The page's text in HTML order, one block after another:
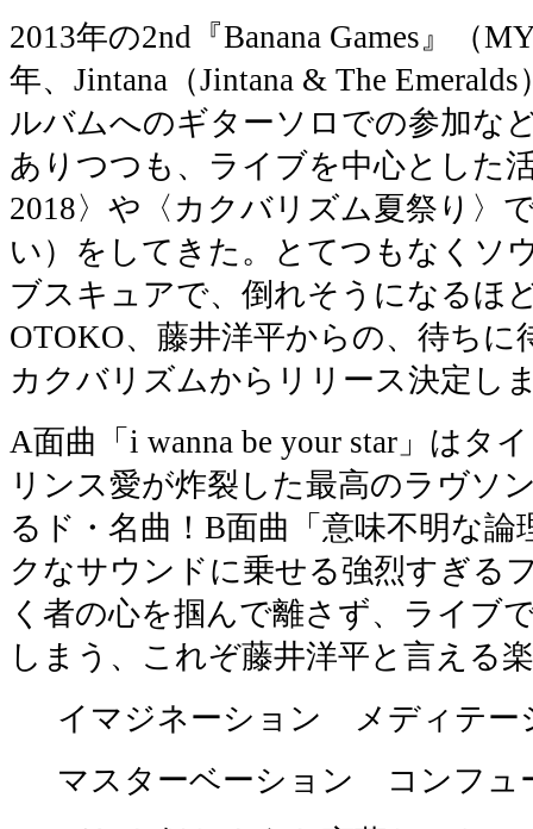
2013年の2nd『Banana Games』（
年、Jintana（Jintana & The
ルバムへのギターソロでの参加な
ありつつも、ライブを中心とした
2018〉や〈カクバリズム夏祭り〉
い）をしてきた。とてつもなくソ
ブスキュアで、倒れそうになるほ
OTOKO、藤井洋平からの、待ち
カクバリズムからリリース決定し
A面曲「i wanna be your star」はタ
リンス愛が炸裂した最高のラヴソ
るド・名曲！B面曲「意味不明な論
クなサウンドに乗せる強烈すぎる
く者の心を掴んで離さず、ライブ
しまう、これぞ藤井洋平と言える
イマジネーション メディテー
マスターベーション コンフュ